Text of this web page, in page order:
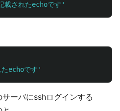
されたechoです'
echoです'
ーバにsshログインする